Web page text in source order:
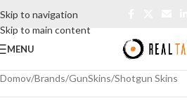
Skip to navigation
Skip to main content
MENU
Domov Brands GunSkins Shotgun Skins